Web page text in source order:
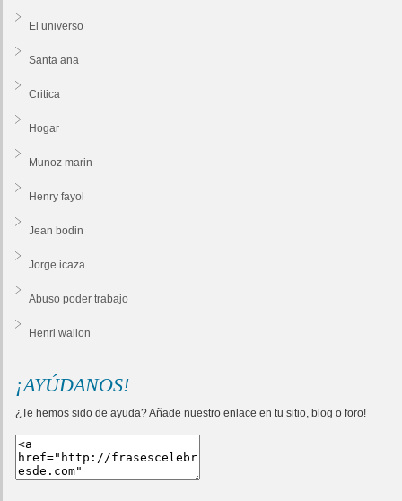
El universo
Santa ana
Critica
Hogar
Munoz marin
Henry fayol
Jean bodin
Jorge icaza
Abuso poder trabajo
Henri wallon
¡AYÚDANOS!
¿Te hemos sido de ayuda? Añade nuestro enlace en tu sitio, blog o foro!